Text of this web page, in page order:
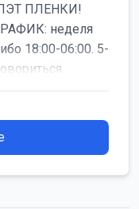
ПЛЕНКИ!
неделя
18:00-06:00. 5-